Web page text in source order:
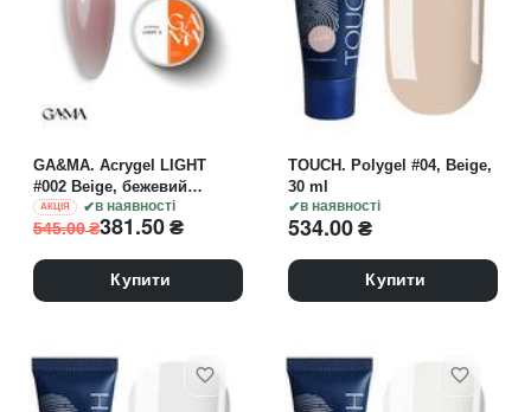
АКЦІЯ в наявності
GA&MA. Acrygel LIGHT
#002 Beige, бежевий
напівпрозорий, 30 ml
545.00₴381.50₴
Купити
в наявності
TOUCH. Polygel #04, Beige,
30 ml
534.00₴
Купити